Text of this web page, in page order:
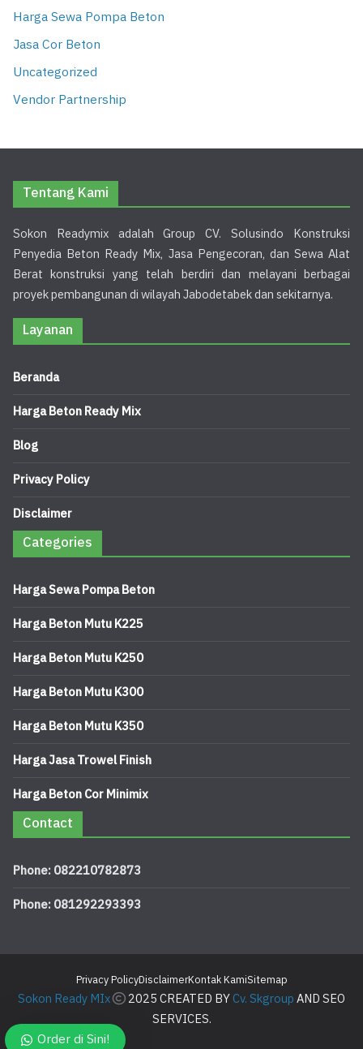
Harga Sewa Pompa Beton
Jasa Cor Beton
Uncategorized
Vendor Partnership
Tentang Kami
Sokon Readymix adalah Group CV. Solusindo Konstruksi
Penyedia Beton Ready Mix, Jasa Pengecoran, dan Sewa Alat
Berat konstruksi yang telah berdiri dan melayani berbagai
proyek pembangunan di wilayah Jabodetabek dan sekitarnya.
Layanan
Beranda
Harga Beton Ready Mix
Blog
Privacy Policy
Disclaimer
Categories
Harga Sewa Pompa Beton
Harga Beton Mutu K225
Harga Beton Mutu K250
Harga Beton Mutu K300
Harga Beton Mutu K350
Harga Jasa Trowel Finish
Harga Beton Cor Minimix
Contact
Phone: 082210782873
Phone: 081292293393
Privacy PolicyDisclaimerKontak KamiSitemap
Sokon Ready MIx 2025 CREATED BYCv. SkgroupAND SEO
SERVICES.
Order di Sini!